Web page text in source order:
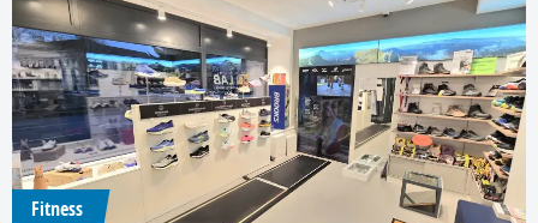
Fitness